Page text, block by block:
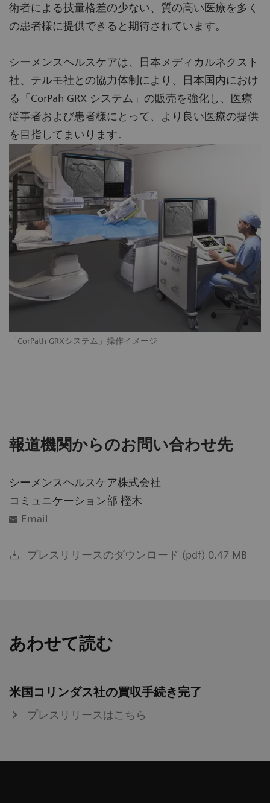
「CorPath GRXシステム」操作イメージ
術者による技量格差の少ない、質の高い医療を多く
の患者様に提供できると期待されています。
シーメンスヘルスケアは、日本メディカルネクスト
社、テルモ社との協力体制により、日本国内におけ
る「CorPah GRX システム」の販売を強化し、医療
従事者および患者様にとって、より良い医療の提供
を目指してまいります。
報道機関からのお問い合わせ先
シーメンスヘルスケア株式会社
コミュニケーション部 樫木
Email
プレスリリースのダウンロード (pdf) 0.47 MB
あわせて読む
米国コリンダス社の買収手続き完了
プレスリリースはこちら